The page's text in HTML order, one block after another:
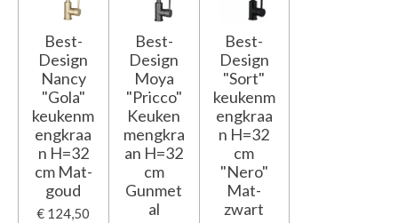
Best-
Design
Nancy
"Gola"
keukenm
engkraa
n H=32
cm Mat-
goud
€ 124,50
Best-
Design
Moya
"Pricco"
Keuken
mengkra
an H=32
cm
Gunmet
al
Best-
Design
"Sort"
keukenm
engkraa
n H=32
cm
"Nero"
Mat-
zwart